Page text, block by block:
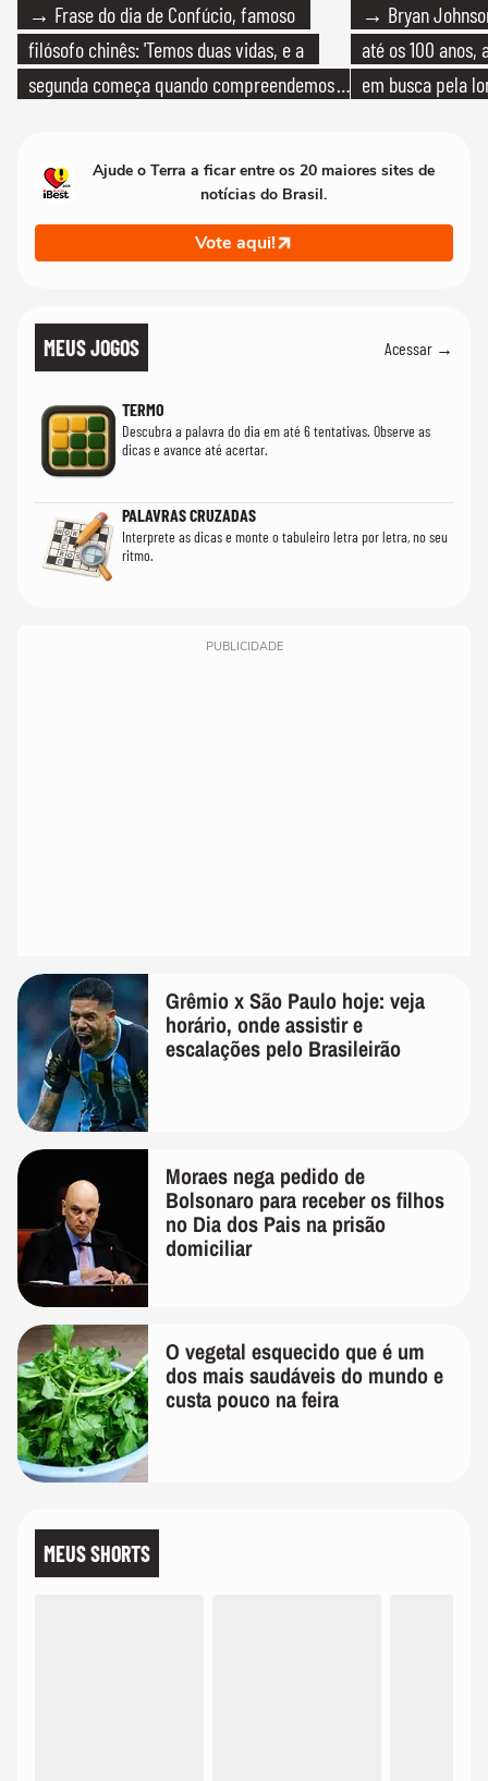
→ Frase do dia de Confúcio, famoso
filósofo chinês: 'Temos duas vidas, e a
segunda começa quando compreendemos
→ Bryan
até os 100
em busca pela
Ajude o Terra a ficar entre os 20 maiores sites de
notícias do Brasil.
Vote aqui!
MEUS JOGOS Acessar →
TERMO
Descubra a palavra do dia em até 6 tentativas. Observe as
dicas e avance até acertar.
PALAVRAS CRUZADAS
Interprete as dicas e monte o tabuleiro letra por letra, no seu
ritmo.
PUBLICIDADE
Grêmio x São Paulo hoje: veja
horário, onde assistir e
escalações pelo Brasileirão
Moraes nega pedido de
Bolsonaro para receber os filhos
no Dia dos Pais na prisão
domiciliar
O vegetal esquecido que é um
dos mais saudáveis do mundo e
custa pouco na feira
MEUS SHORTS